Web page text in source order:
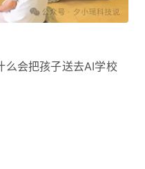
么会把孩子送去AI学校